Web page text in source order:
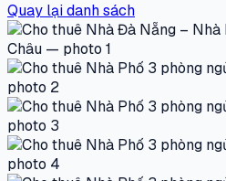
Quay lại danh sách